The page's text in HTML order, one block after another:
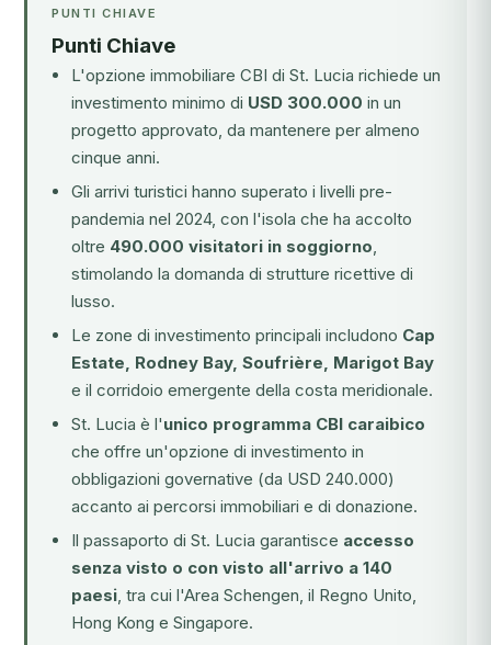
PUNTI CHIAVE
Punti Chiave
L'opzione immobiliare CBI di St. Lucia richiede un
investimento minimo di USD 300.000 in un
progetto approvato, da mantenere per almeno
cinque anni.
Gli arrivi turistici hanno superato i livelli pre-
pandemia nel 2024, con l'isola che ha accolto
oltre 490.000 visitatori in soggiorno,
stimolando la domanda di strutture ricettive di
lusso.
Le zone di investimento principali includono Cap
Estate, Rodney Bay, Soufrière, Marigot Bay
e il corridoio emergente della costa meridionale.
St. Lucia è l'unico programma CBI caraibico
che offre un'opzione di investimento in
obbligazioni governative (da USD 240.000)
accanto ai percorsi immobiliari e di donazione.
Il passaporto di St. Lucia garantisce accesso
senza visto o con visto all'arrivo a 140
paesi, tra cui l'Area Schengen, il Regno Unito,
Hong Kong e Singapore.